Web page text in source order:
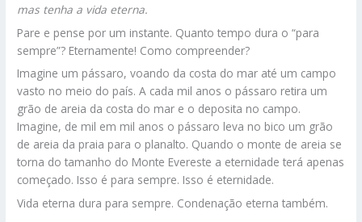
mas tenha a vida eterna.
Pare e pense por um instante. Quanto tempo dura o “para
sempre”? Eternamente! Como compreender?
Imagine um pássaro, voando da costa do mar até um campo
vasto no meio do país. A cada mil anos o pássaro retira um
grão de areia da costa do mar e o deposita no campo.
Imagine, de mil em mil anos o pássaro leva no bico um grão
de areia da praia para o planalto. Quando o monte de areia se
torna do tamanho do Monte Evereste a eternidade terá apenas
começado. Isso é para sempre. Isso é eternidade.
Vida eterna dura para sempre. Condenação eterna também.